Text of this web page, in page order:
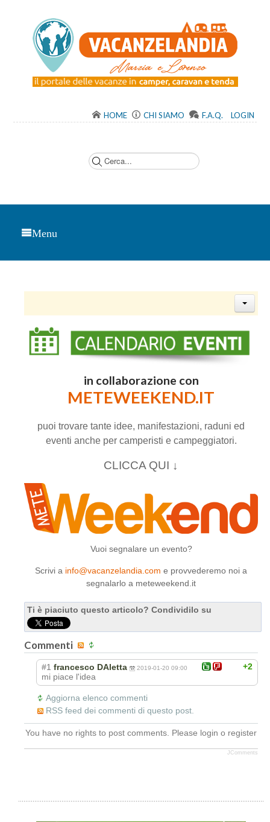
HOME CHI SIAMO F.A.Q. LOGIN
Menu
in collaborazione con
METEWEEKEND.IT
puoi trovare tante idee, manifestazioni, raduni ed
eventi anche per camperisti e campeggiatori.
CLICCA QUI ↓
Vuoi segnalare un evento?
Scrivi a info@vacanzelandia.com e provvederemo noi a
segnalarlo a meteweekend.it
Ti è piaciuto questo articolo? Condividilo su
Commenti
+2
#1 francesco DAletta 2019-01-20 09:00
mi piace l'idea
Aggiorna elenco commenti
RSS feed dei commenti di questo post.
You have no rights to post comments. Please login o register
JComments